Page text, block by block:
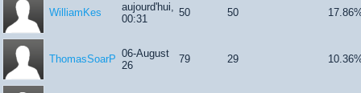
WilliamKes
aujourd'hui,
00:31
50 50
ThomasSoarP 06-August
26
79 29